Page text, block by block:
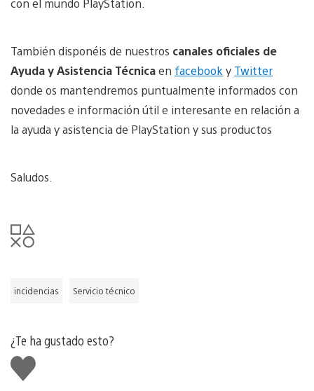
También disponéis de nuestros canales oficiales de
Ayuda y Asistencia Técnicaen facebook y Twitter
donde os mantendremos puntualmente informados con
novedades e información útil e interesante en relación a
la ayuda y asistencia de PlayStation y sus productos
Saludos.
incidencias Servicio técnico
¿Te ha gustado esto?
Me
gusta